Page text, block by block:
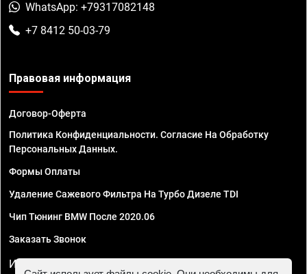
WhatsApp: +79317082148
+7 8412 50-03-79
Правовая информация
Договор-Оферта
Политика Конфиденциальности. Согласие На Обработку
Персональных Данных.
Формы Оплаты
Удаление Сажевого Фильтра На Турбо Дизеле TDI
Чип Тюнинг BMW После 2020.06
Заказать Звонок
ИП Смирнов Георгий Павлович. ИНН 781302555843,